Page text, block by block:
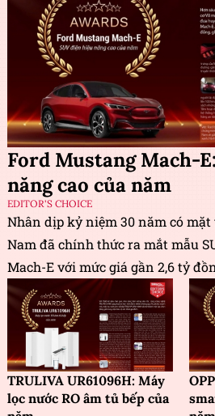
Ford Mustang Mach-
năng cao của năm
EDITOR'S CHOICE
Nhân dịp kỷ niệm 30 năm có
Nam đã chính thức ra mắt mẫu
Mach-E với mức giá gần 2,6 tỷ
TRULIVA UR61096H: Máy
lọc nước RO âm tủ bếp của